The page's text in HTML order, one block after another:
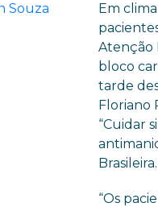
Em
Atenção
bloco
tarde
Floriano
“Cuidar
Brasileira.
“Os